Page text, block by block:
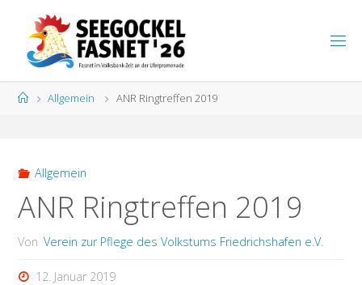
springen
EEG
OC
StartAllgemein ANR Ringtreffen 2019
Allgemein
ANR Ringtreffen 2019
Von Verein zur Pflege des Volkstums Friedrichshafen e.V.
12. Januar 2019